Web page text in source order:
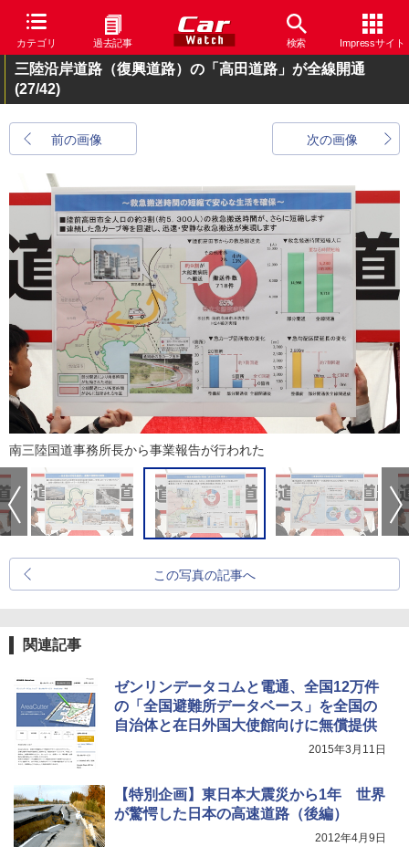
カテゴリ 過去記事 検索 Impressサイト
三陸沿岸道路（復興道路）の「高田道路」が全線開通
(27/42)
前の画像 次の画像
南三陸国道事務所長から事業報告が行われた
この写真の記事へ
関連記事
ゼンリンデータコムと電通、全国12万件
の「全国避難所データベース」を全国の
自治体と在日外国大使館向けに無償提供
2015年3月11日
【特別企画】東日本大震災から1年 世界
が驚愕した日本の高速道路（後編）
2012年4月9日